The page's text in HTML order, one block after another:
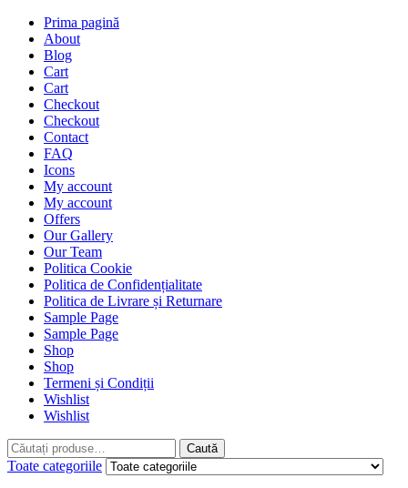
Prima pagină
About
Blog
Cart
Cart
Checkout
Checkout
Contact
FAQ
Icons
My account
My account
Offers
Our Gallery
Our Team
Politica Cookie
Politica de Confidențialitate
Politica de Livrare și Returnare
Sample Page
Sample Page
Shop
Shop
Termeni și Condiții
Wishlist
Wishlist
Caută
Caută
Toate categoriile